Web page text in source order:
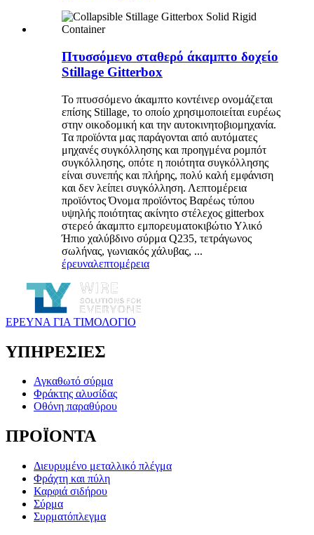
Πτυσσόμενο σταθερό άκαμπτο δοχείο
Stillage Gitterbox
Το πτυσσόμενο άκαμπτο κοντέινερ ονομάζεται
επίσης Stillage, το οποίο χρησιμοποιείται ευρέως
στην οικοδομική και την αυτοκινητοβιομηχανία.
Τα προϊόντα μας παράγονται από αυτόματες
μηχανές συγκόλλησης και προηγμένα ρομπότ
συγκόλλησης, οπότε η ποιότητα συγκόλλησης
είναι συνεπής και πλήρης, πολύ καλή εμφάνιση
και δεν λείπει συγκόλληση. Λεπτομέρεια
προϊόντος Όνομα προϊόντος Βαρέως τύπου
υψηλής ποιότητας ακίνητο στέλεχος gitterbox
στερεό άκαμπτο εμπορευματοκιβώτιο Υλικό
Ήπιο χαλύβδινο σύρμα Q235, τετράγωνος
σωλήνας, γωνιακός χάλυβας, ...
έρευναλεπτομέρεια
ΕΡΕΥΝΑ ΓΙΑ ΤΙΜΟΛΟΓΙΟ
ΥΠΗΡΕΣΙΕΣ
Αγκαθωτό σύρμα
Φράκτης αλυσίδας
Οθόνη παραθύρου
ΠΡΟΪΟΝΤΑ
Διευρυμένο μεταλλικό πλέγμα
Φράχτη και πύλη
Καρφιά σιδήρου
Σύρμα
Συρματόπλεγμα